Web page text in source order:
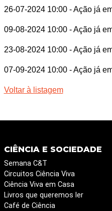
26-07-2024 10:00 - Ação já
09-08-2024 10:00 - Ação já
23-08-2024 10:00 - Ação já
07-09-2024 10:00 - Ação já
Voltar à listagem
CIÊNCIA E SOCIEDADE
Semana C&T
Circuitos Ciência Viva
Ciência Viva em Casa
Livros que queremos ler
Café de Ciência